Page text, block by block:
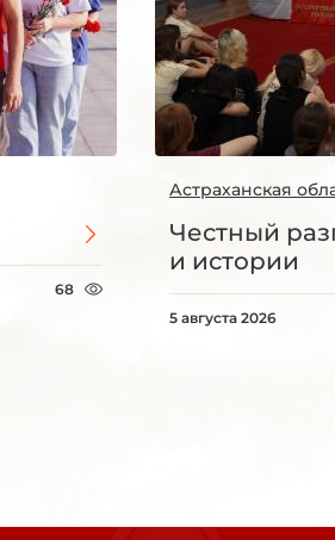
68
Астраханская
Честный
и истории
5 августа 2026